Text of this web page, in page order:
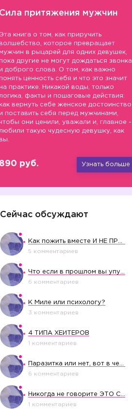
Сила притяжения мужчин
Эта книга о том, как приручить
волшебство, которое превращает
мужчин в рыцарей для одних девушек,
пока другие не могут дождаться звонка
и доброго слова. О том, как важно
понять ценность себя и что это значит
на практике. Никакой воды, только
логика, факты и пошаговые действия:
как вернуть себе женское достоинство
и поставить себя перед мужчинами,
чтобы они ценили, уважали и, главное -
любили такую чудесную девушку, как
вы.
890 руб. Узнать больше
Сейчас обсуждают
5 комментариев
6 комментариев
К Миле или психологу?
3 комментариев
4 ТИПА ХЕЙТЕРОВ
1 комментариев
6 комментариев
1 комментариев